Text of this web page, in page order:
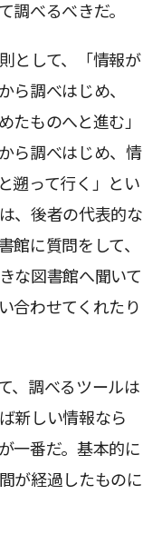
調べるべきだ。
として、「情報が
ら調べはじめ、
たものへと進む」
ら調べはじめ、情
遡って行く」とい
、後者の代表的な
館に質問をして、
な図書館へ聞いて
合わせてくれたり
、調べるツールは
新しい情報なら
一番だ。基本的に
が経過したものに